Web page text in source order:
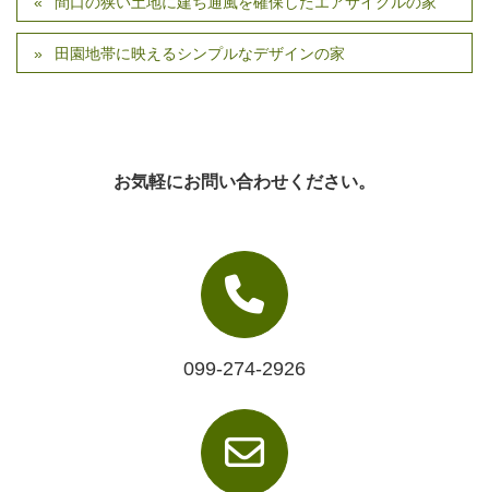
田園地帯に映えるシンプルなデザインの家
お気軽にお問い合わせください。
099-274-2926